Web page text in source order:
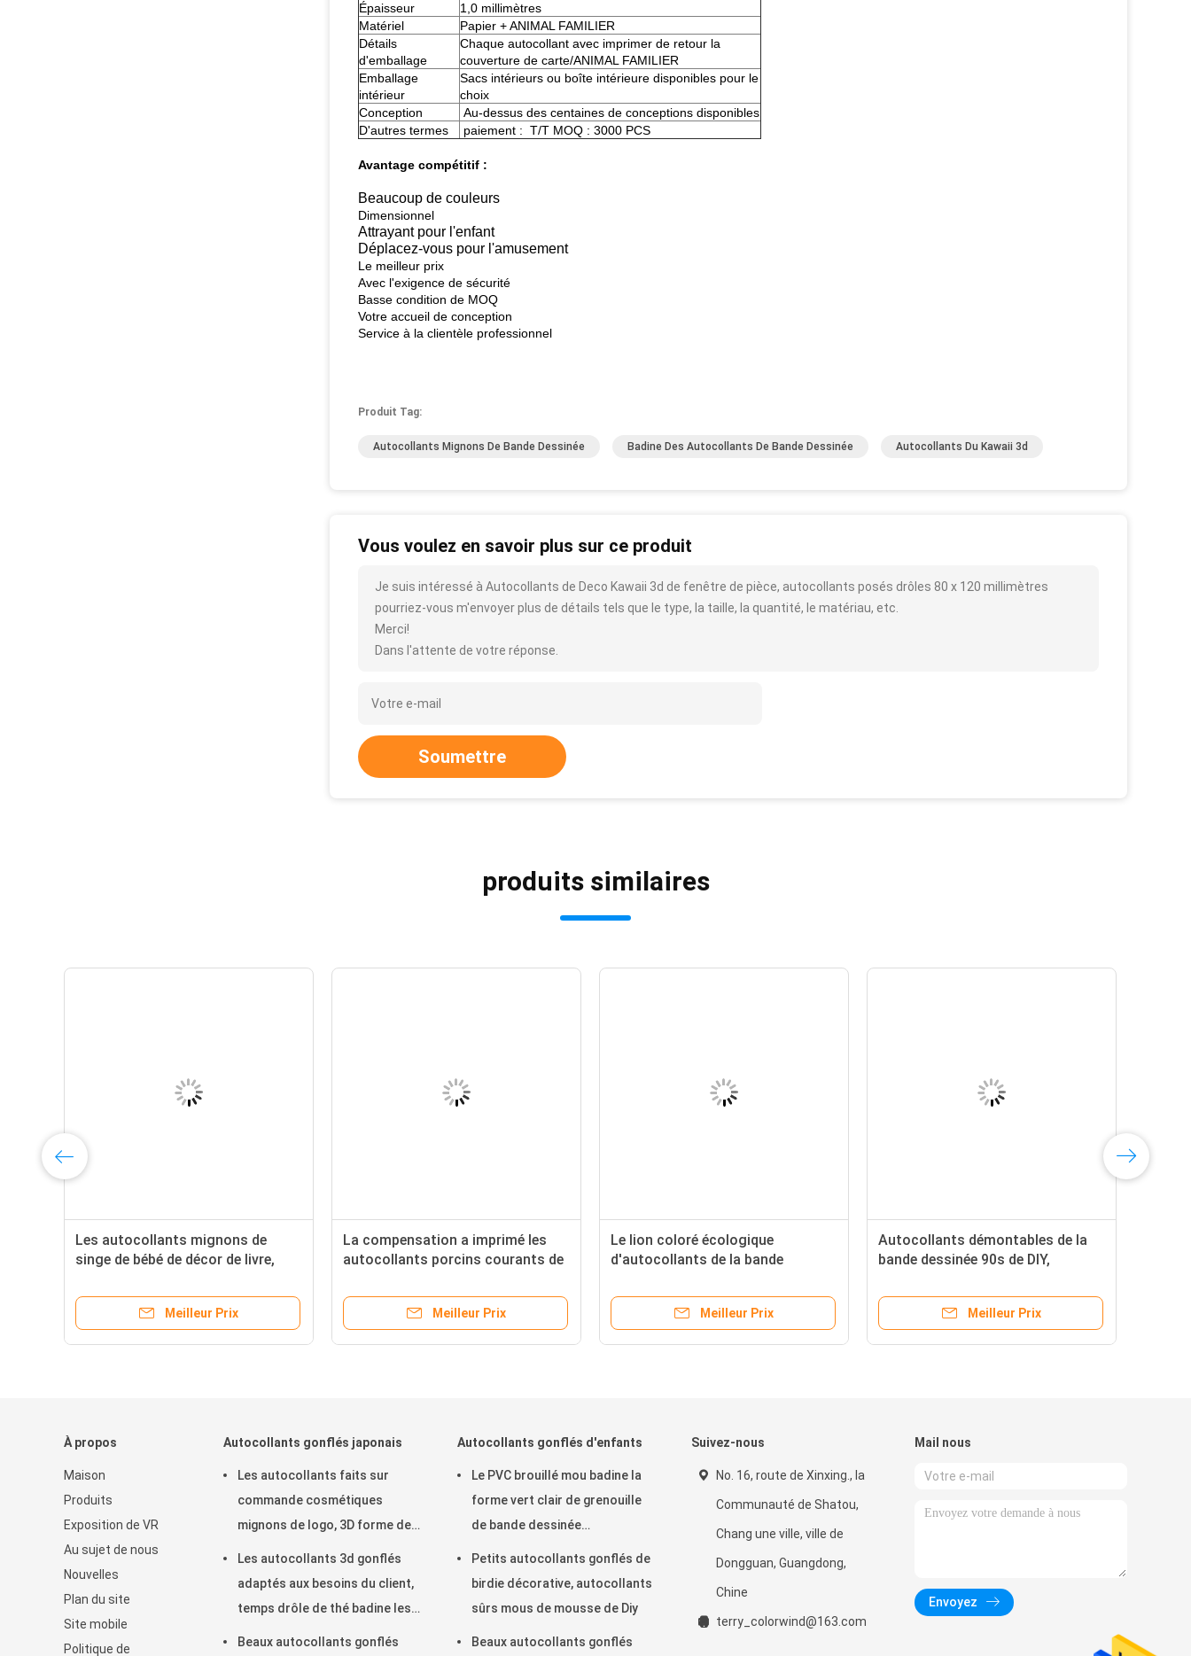
Épaisseur
1,0 millimètres
Matériel
Papier + ANIMAL FAMILIER
Détails
d'emballage
Chaque autocollant avec imprimer de retour la
couverture de carte/ANIMAL FAMILIER
Emballage
intérieur
Sacs intérieurs ou boîte intérieure disponibles pour le
choix
Conception
Au-dessus des centaines de conceptions disponibles
D'autres termes
paiement : T/T MOQ : 3000 PCS
Avantage compétitif :
Beaucoup de couleurs
Dimensionnel
Attrayant pour l'enfant
Déplacez-vous pour l'amusement
Le meilleur prix
Avec l'exigence de sécurité
Basse condition de MOQ
Votre accueil de conception
Service à la clientèle professionnel
Produit Tag:
Autocollants Mignons De Bande Dessinée Badine Des Autocollants De Bande Dessinée Autocollants Du Kawaii 3d
Vous voulez en savoir plus sur ce produit
Je suis intéressé à Autocollants de Deco Kawaii 3d de fenêtre de pièce, autocollants posés drôles 80 x 120 millimètres
pourriez-vous m'envoyer plus de détails tels que le type, la taille, la quantité, le matériau, etc.
Merci!
Dans l'attente de votre réponse.
Soumettre
produits similaires
Les autocollants mignons de
singe de bébé de décor de livre,
autocollants de bande dessinée
Meilleur Prix
La compensation a imprimé les
autocollants porcins courants de
de téléphone portable
Meilleur Prix
Le lion coloré écologique
d'autocollants de la bande
cadeaux auto-adhésifs
Meilleur Prix
Autocollants démontables de la
bande dessinée 90s de DIY,
mur de lapin
Meilleur Prix
À propos
Maison
Produits
Exposition de VR
Au sujet de nous
Nouvelles
Plan du site
Site mobile
Politique de
Autocollants gonflés japonais
Les autocollants faits sur
commande cosmétiques
mignons de logo, 3D forme de
Les autocollants 3d gonflés
adaptés aux besoins du client,
temps drôle de thé badine les
Beaux autocollants gonflés
Autocollants gonflés d'enfants
Le PVC brouillé mou badine la
forme vert clair de grenouille
de bande dessinée
Petits autocollants gonflés de
birdie décorative, autocollants
sûrs mous de mousse de Diy
Beaux autocollants gonflés
Suivez-nous
No. 16, route de Xinxing., la
Communauté de Shatou,
Chang une ville, ville de
Dongguan, Guangdong,
Chine
terry_colorwind@163.com
Mail nous
Envoyez